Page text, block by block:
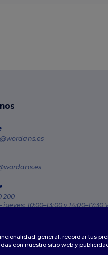
200
jueves: 10:00–13:00 y 14:00–17:30
general, recordar tus
con nuestro sitio web y